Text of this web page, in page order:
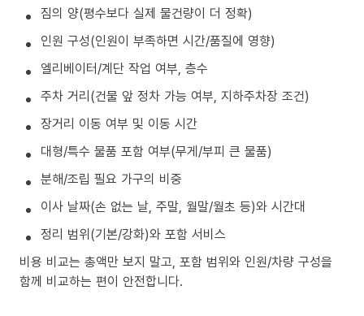
짐의 양(평수보다 실제 물건량이 더 정확)
인원 구성(인원이 부족하면 시간/품질에 영향)
엘리베이터/계단 작업 여부, 층수
주차 거리(건물 앞 정차 가능 여부, 지하주차장 조건)
장거리 이동 여부 및 이동 시간
대형/특수 물품 포함 여부(무게/부피 큰 물품)
분해/조립 필요 가구의 비중
이사 날짜(손 없는 날, 주말, 월말/월초 등)와 시간대
정리 범위(기본/강화)와 포함 서비스
비용 비교는 총액만 보지 말고, 포함 범위와 인원/차량 구성을
함께 비교하는 편이 안전합니다.